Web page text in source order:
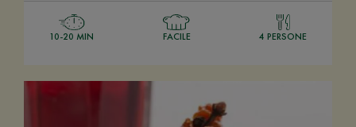
10-20 MIN FACILE 4 PERSONE